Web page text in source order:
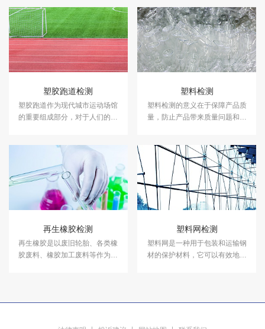
塑胶跑道检测
塑胶跑道作为现代城市运动场馆
的重要组成部分，对于人们的健
测及其他各类运动场地检测。
塑料检测
塑料检测的意义在于保障产品质
量，防止产品带来质量问题和安
测、塑料成分分析等领域的检
测，并出具具有CMA资质的塑料
检测报告。
再生橡胶检测
再生橡胶是以废旧轮胎、各类橡
胶废料、橡胶加工废料等作为主
塑料网检测
塑料网是一种用于包装和运输钢
材的保护材料，它可以有效地防
证。